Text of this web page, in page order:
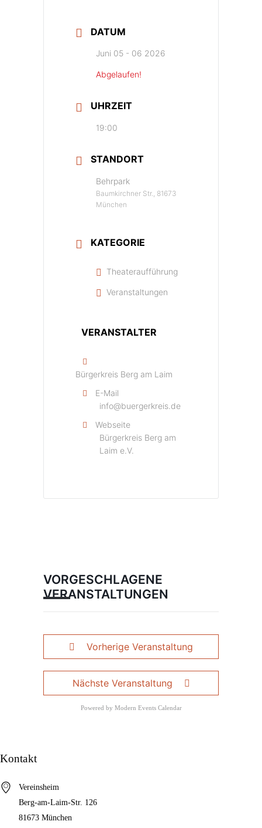
DATUM
Juni 05 - 06 2026
Abgelaufen!
UHRZEIT
19:00
STANDORT
Behrpark
Baumkirchner Str., 81673
München
KATEGORIE
Theateraufführung
Veranstaltungen
VERANSTALTER
Bürgerkreis Berg am Laim
E-Mail
info@buergerkreis.de
Webseite
Bürgerkreis Berg am
Laim e.V.
VORGESCHLAGENE
VERANSTALTUNGEN
Vorherige Veranstaltung
Nächste Veranstaltung
Powered by Modern Events Calendar
Kontakt
Vereinsheim
Berg-am-Laim-Str. 126
81673 München